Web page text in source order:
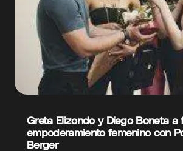
Greta Elizondo y Diego Boneta a
empoderamiento femenino con
Berger